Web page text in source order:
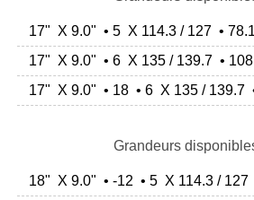
17" X 9.0" • 5 X 114.3 / 127 • 78.1
17" X 9.0" • 6 X 135 / 139.7 •
17" X 9.0" • 18 • 6 X 135 / 139.7
Grandeurs
18" X 9.0" • -12 • 5 X 114.3 / 127